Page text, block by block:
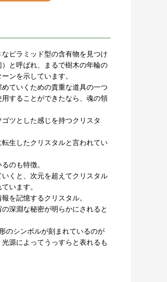
ピラミッド型の含有物を見つけ
と呼ばれ、まるで樹木の年輪の
ンを示しています。
ていくための貴重な道具の一つ
することができたなら、魂の領
ツとした感じを持つクリスタ
生したクリスタルと言われてい
のも特徴。
くと、次元を超えてクリスタル
います。
を記憶するクリスタル。
深淵な秘密が明らかにされると
のシンボルが刻まれているのが
源によってうっすらと表れるも